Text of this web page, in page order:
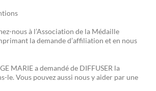
nous à l’Association de la Médaille
la demande d’affiliation et en nous
MARIE a demandé de DIFFUSER la
le. Vous pouvez aussi nous y aider par une